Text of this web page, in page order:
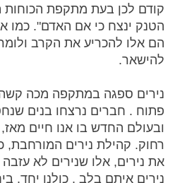
קודם לכן בעת מתקפת הכוחות
הטנק ינצח כי אם האדם". כמו
הם אלו להכריע את הקרב
להישאר.
נירים ספגה במתקפה מכה
פתוח . חברים נרצחו בנים
ובעולם החדש בו אנו חיים
רחוק. קהילת נירים המורחבת,
את נירים, אלו שנירים לא
נירים איתם בלב , כולנו יחד.